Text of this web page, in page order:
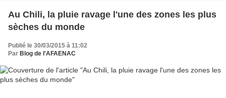
Au Chili, la pluie ravage l'une des zones les plus
sèches du monde
Publié le 30/03/2015 à 11:02
Par Blog de l'AFAENAC